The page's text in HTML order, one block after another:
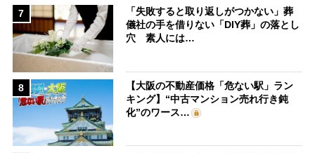
7
「失敗すると取り返しがつかない」葬
儀社の手を借りない「DIY葬」の落とし
穴 素人には…
8
【大阪の不動産価格「危ない駅」ラン
キング】“中古マンション売れ行き鈍
化”のワース…